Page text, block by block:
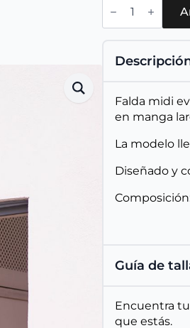
Maayot
Falda midi
en manga
La modelo
Diseñado y
Guía de
Encuentra
que estás.